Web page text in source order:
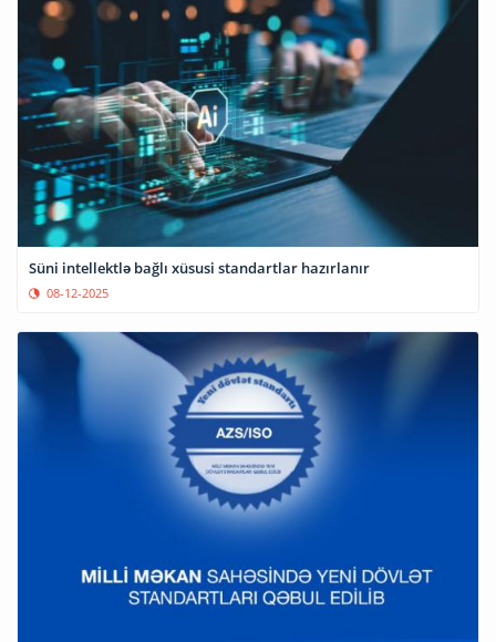
Süni intellektlə bağlı xüsusi standartlar hazırlanır
08-12-2025